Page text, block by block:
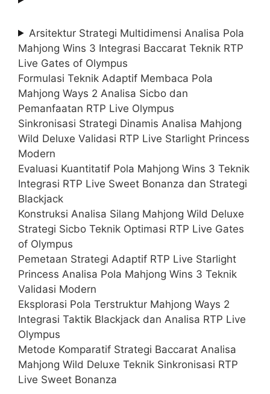
Arsitektur Strategi Multidimensi Analisa Pola
Mahjong Wins 3 Integrasi Baccarat Teknik RTP
Live Gates of Olympus
Formulasi Teknik Adaptif Membaca Pola
Mahjong Ways 2 Analisa Sicbo dan
Pemanfaatan RTP Live Olympus
Sinkronisasi Strategi Dinamis Analisa Mahjong
Wild Deluxe Validasi RTP Live Starlight Princess
Modern
Evaluasi Kuantitatif Pola Mahjong Wins 3 Teknik
Integrasi RTP Live Sweet Bonanza dan Strategi
Blackjack
Konstruksi Analisa Silang Mahjong Wild Deluxe
Strategi Sicbo Teknik Optimasi RTP Live Gates
of Olympus
Pemetaan Strategi Adaptif RTP Live Starlight
Princess Analisa Pola Mahjong Wins 3 Teknik
Validasi Modern
Eksplorasi Pola Terstruktur Mahjong Ways 2
Integrasi Taktik Blackjack dan Analisa RTP Live
Olympus
Metode Komparatif Strategi Baccarat Analisa
Mahjong Wild Deluxe Teknik Sinkronisasi RTP
Live Sweet Bonanza